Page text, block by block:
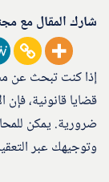
شارك المقال مع
إذا كنت تبحث عن
قضايا قانونية،
ضرورية. يمكن
وتوجيهك عبر